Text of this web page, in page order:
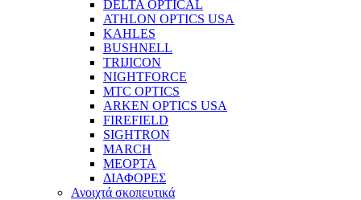
DELTA OPTICAL
ATHLON OPTICS USA
KAHLES
BUSHNELL
TRIJICON
NIGHTFORCE
MTC OPTICS
ARKEN OPTICS USA
FIREFIELD
SIGHTRON
MARCH
MEOPTA
ΔΙΑΦΟΡΕΣ
Ανοιχτά σκοπευτικά